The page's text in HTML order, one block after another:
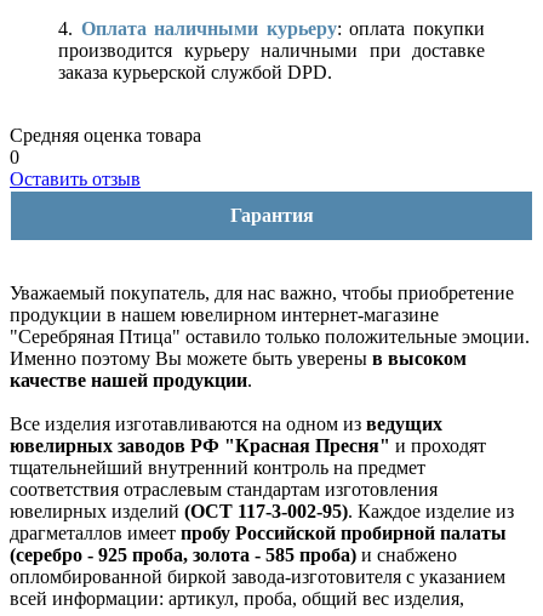
4. Оплата наличными курьеру: оплата покупки
производится курьеру наличными при доставке
заказа курьерской службой DPD.
Средняя оценка товара
0
Оставить отзыв
Гарантия
Уважаемый покупатель, для нас важно, чтобы приобретение
продукции в нашем ювелирном интернет-магазине
"Серебряная Птица" оставило только положительные эмоции.
Именно поэтому Вы можете быть уверены в высоком
качестве нашей продукции.
Все изделия изготавливаются на одном из ведущих
ювелирных заводов РФ "Красная Пресня" и проходят
тщательнейший внутренний контроль на предмет
соответствия отраслевым стандартам изготовления
ювелирных изделий (ОСТ 117-3-002-95). Каждое изделие из
драгметаллов имеет пробу Российской пробирной палаты
(серебро - 925 проба, золота - 585 проба) и снабжено
опломбированной биркой завода-изготовителя с указанием
всей информации: артикул, проба, общий вес изделия,